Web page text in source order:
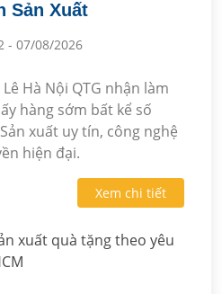
Sản Xuất
- 07/08/2026
Hà Nội QTG nhận làm
hàng sớm bất kể số
xuất uy tín, công nghệ
hiện đại.
Xem chi tiết